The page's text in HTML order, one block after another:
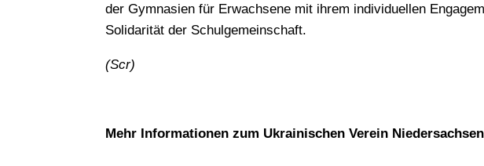
der Gymnasien für Erwachsene mit ihrem individuellen
Solidarität der Schulgemeinschaft.
(Scr)
Mehr Informationen zum Ukrainischen Verein